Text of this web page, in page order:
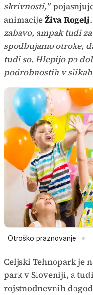
skrivnosti,"
animacijeŽiva Rogelj.
zabavo, ampak tudi
spodbujamo otroke,
tudi so. Hlepijo po
podrobnostih v
Otroško praznovanje
Celjski Tehnopark je
park v Sloveniji, a
rojstnodnevnih